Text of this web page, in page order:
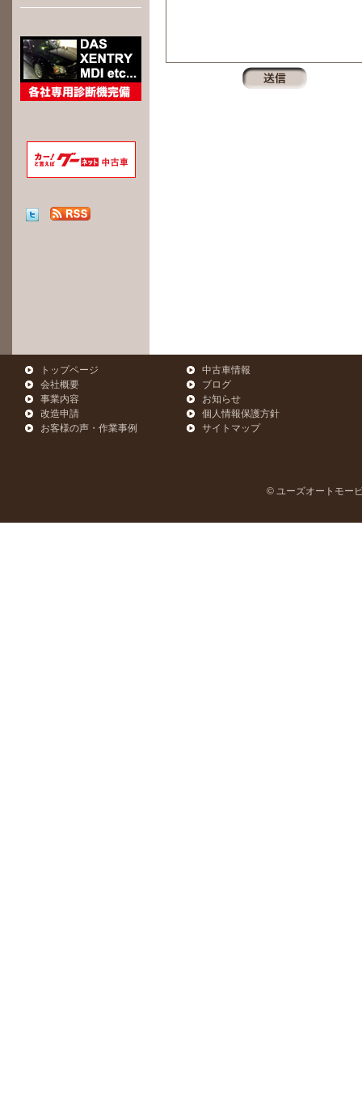
トップページ
会社概要
事業内容
改造申請
お客様の声・作業事例
中古車情報
ブログ
お知らせ
個人情報保護方針
サイトマップ
© ユーズオートモー